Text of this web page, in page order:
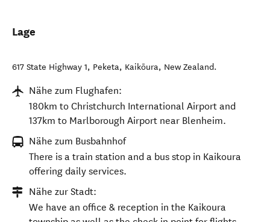
Lage
617 State Highway 1, Peketa, Kaikōura, New Zealand.
Nähe zum Flughafen:
180km to Christchurch International Airport and
137km to Marlborough Airport near Blenheim.
Nähe zum Busbahnhof
There is a train station and a bus stop in Kaikoura
offering daily services.
Nähe zur Stadt:
We have an office & reception in the Kaikoura